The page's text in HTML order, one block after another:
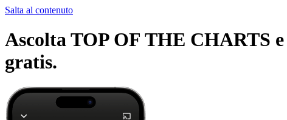
Salta al contenuto
Ascolta TOP OF THE CHARTS
gratis.